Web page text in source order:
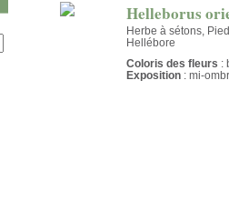
Helleborus
Herbe à sétons,
Hellébore
Coloris des fleurs :
Exposition : mi-